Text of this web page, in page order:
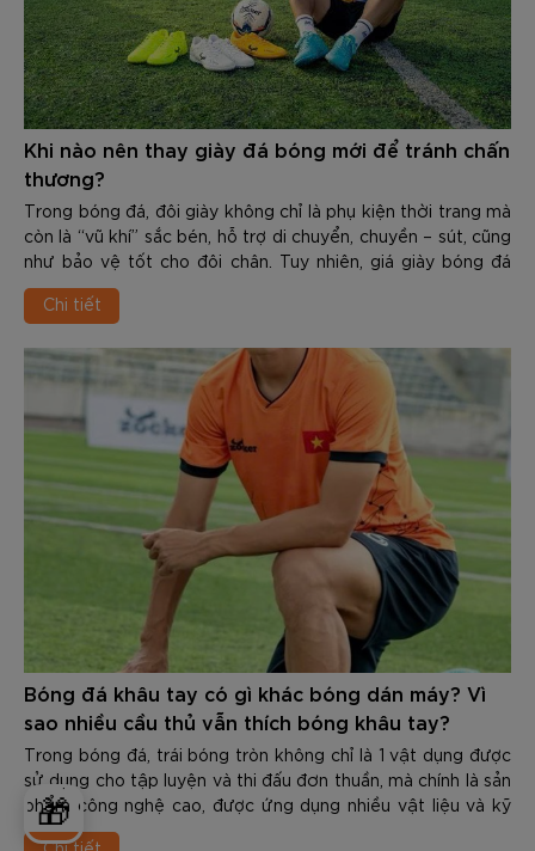
🎁
Khi nào nên thay giày đá bóng mới để tránh chấn
thương?
Trong bóng đá, đôi giày không chỉ là phụ kiện thời trang mà
còn là “vũ khí” sắc bén, hỗ trợ di chuyển, chuyền – sút, cũng
như bảo vệ tốt cho đôi chân. Tuy nhiên, giá giày bóng đá
chính hãng của các thương hiệu không hề rẻ, từ một tới vài
triệu. Do đó, nhiều người có thói quen dùng cho tới khi
thay. Đây là sai lầm nghiêm trọng, tiềm ẩn các chấn thương
nguy hiểm.
Việc nhận biết Khi nào nên thay giày đá bóng mới để tránh
chấn thương là kỹ năng quan trọng giúp bảo vệ đôi chân
cũng như duy trì phong độ đỉnh cao. Trong nội dung dưới
đây các bạn hãy cùng Zocker tìm hiểu chi tiết về chủ đề
này nhé.
Chi tiết
Bóng đá khâu tay có gì khác bóng dán máy? Vì
sao nhiều cầu thủ vẫn thích bóng khâu tay?
Trong bóng đá, trái bóng tròn không chỉ là 1 vật dụng được
sử dụng cho tập luyện và thi đấu đơn thuần, mà chính là sản
phẩm công nghệ cao, được ứng dụng nhiều vật liệu và kỹ
thuật tiên tiến. Trải qua hơn 1 thế kỉ kể từ khi “môn thể thao